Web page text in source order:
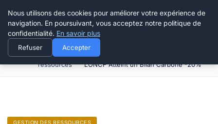
Happy Calyx Farmer
Gestion des
ressources
Réduction des Émissions de CO2 :
L’ONCF Atteint un Bilan Carbone -20%
GESTION DES RESSOURCES
Nous utilisons des cookies pour améliorer votre expérience de
navigation. En poursuivant, vous acceptez notre politique de
confidentialité. En savoir plus
Refuser Accepter